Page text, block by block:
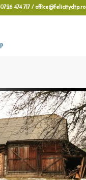
0726 474 717 / office@felicitydtp.ro